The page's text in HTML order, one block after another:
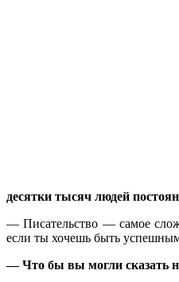
десятки тысяч людей
— Писательство — самое
если ты хочешь быть
— Что бы вы могли сказать